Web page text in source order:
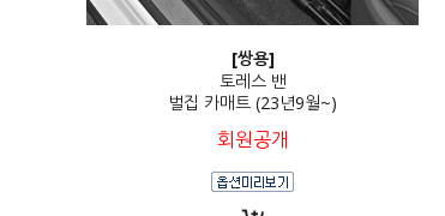
[쌍용]
토레스 밴
벌집 카매트 (23년9월~)
회원공개